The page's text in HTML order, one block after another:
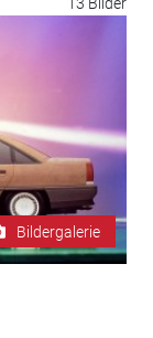
Bildergalerie